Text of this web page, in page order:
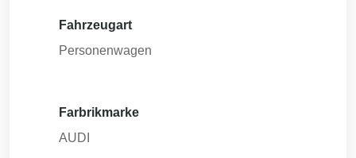
Fahrzeugart
Personenwagen
Farbrikmarke
AUDI